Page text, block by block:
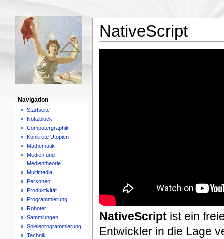
NativeScript
NativeScriptist ein
Entwickler in die Lage
Navigation
Startseite
Notizblock
Computergraphik
Konkrete Utopien
Mathematik
Medien und
Medientheorie
Multimedia
Personen
Produktivität
Programmierung
Roboter
Sammlungen
Spieleprogrammierung
Technik